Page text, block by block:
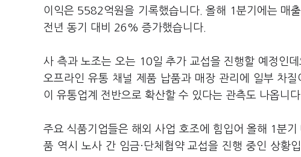
이익은 5582억원을 기록했습니다. 올해 1분기에는 매
전년 동기 대비 26% 증가했습니다.
사 측과 노조는 오는 10일 추가 교섭을 진행할 예정인
오프라인 유통 채널 제품 납품과 매장 관리에 일부 차
이 유통업계 전반으로 확산할 수 있다는 관측도 나옵니다.
주요 식품기업들은 해외 사업 호조에 힘입어 올해 1분
품 역시 노사 간 임금·단체협약 교섭을 진행 중인 상황